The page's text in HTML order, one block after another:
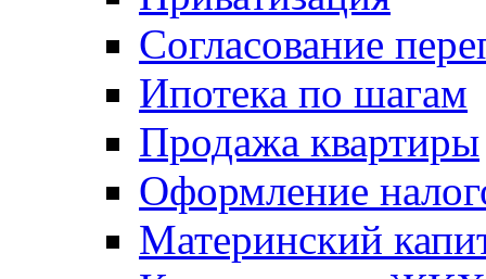
Согласование
Ипотека по шагам
Продажа квартиры
Оформление
Материнский